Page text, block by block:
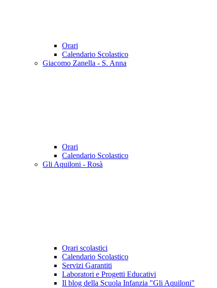
Orari
Calendario Scolastico
Giacomo Zanella - S. Anna
Orari
Calendario Scolastico
Gli Aquiloni - Rosà
Orari scolastici
Calendario Scolastico
Servizi Garantiti
Laboratori e Progetti Educativi
Il blog della Scuola Infanzia "Gli Aquiloni"